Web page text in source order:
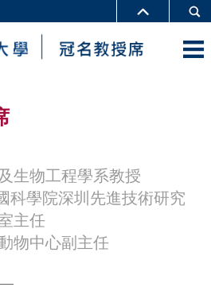
生物工程學系教授
科學院深圳先進技術研究
主任
物中心副主任